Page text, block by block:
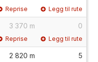
Reprise Legg til rute
3 370 m 0
Reprise Legg til rute
2 820 m 5